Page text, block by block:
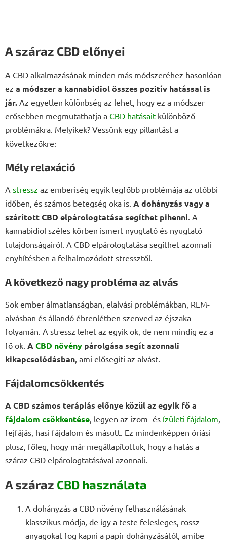
A száraz CBD előnyei
A CBD alkalmazásának minden más módszeréhez hasonlóan
ez a módszer a kannabidiol összes pozitív hatással is
jár. Az egyetlen különbség az lehet, hogy ez a módszer
erősebben megmutathatja a CBD hatásait különböző
problémákra. Melyikek? Vessünk egy pillantást a
következőkre:
Mély relaxáció
A stressz az emberiség egyik legfőbb problémája az utóbbi
időben, és számos betegség oka is. A dohányzás vagy a
szárítottCBD elpárologtatása segíthet pihenni. A
kannabidiol széles körben ismert nyugtató és nyugtató
tulajdonságairól. A CBD elpárologtatása segíthet azonnali
enyhítésben a felhalmozódott stressztől.
A következő nagy probléma az alvás
Sok ember álmatlanságban, elalvási problémákban, REM-
alvásban és állandó ébrenlétben szenved az éjszaka
folyamán. A stressz lehet az egyik ok, de nem mindig ez a
fő ok. A CBD növény párolgása segít azonnali
kikapcsolódásban, ami elősegíti az alvást.
Fájdalomcsökkentés
A CBD számos terápiás előnye közül az egyik fő a
fájdalom csökkentése, legyen az izom- és ízületi fájdalom,
fejfájás, hasi fájdalom és másutt. Ez mindenképpen óriási
plusz, főleg, hogy már megállapítottuk, hogy a hatás a
száraz CBD elpárologtatásával azonnali.
A száraz CBD használata
A dohányzás a CBD növény felhasználásának
klasszikus módja, de így a teste felesleges, rossz
anyagokat fog kapni a papír dohányzásától, amibe